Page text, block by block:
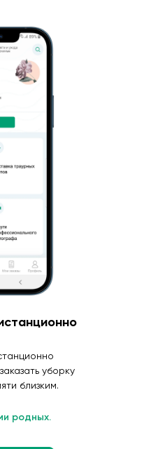
уборку
близким.
родных.